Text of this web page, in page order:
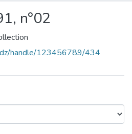
n°02
handle/123456789/434